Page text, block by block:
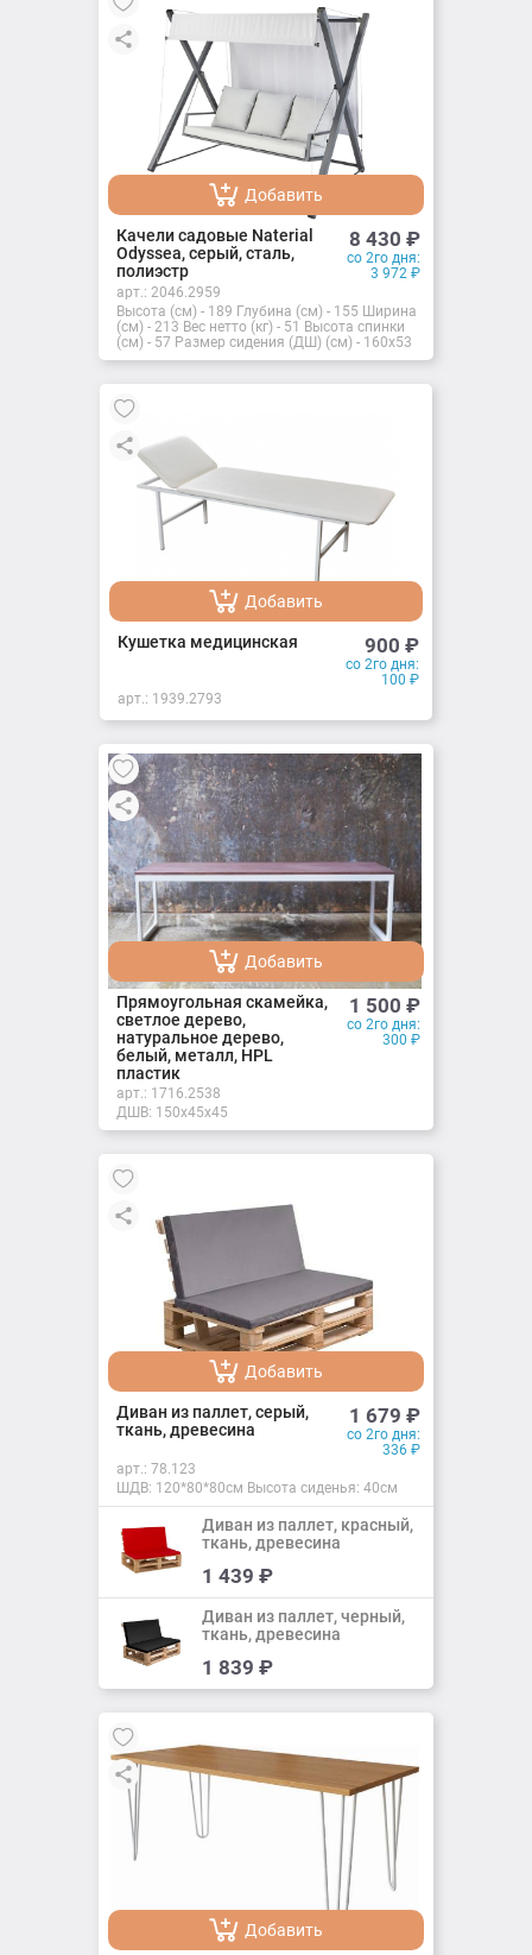
Добавить
Добавлено
Качели садовые Naterial
Odyssea, серый, сталь,
полиэстр
8 430 ₽
со 2го дня:
3 972 ₽
арт.: 2046.2959
Высота (см) - 189 Глубина (см) - 155 Ширина
(см) - 213 Вес нетто (кг) - 51 Высота спинки
(см) - 57 Размер сидения (ДШ) (см) - 160x53
Добавить
Добавлено
Кушетка медицинская 900 ₽
со 2го дня:
100 ₽
арт.: 1939.2793
Добавить
Добавлено
Прямоугольная скамейка,
светлое дерево,
натуральное дерево,
белый, металл, HPL
пластик
1 500 ₽
со 2го дня:
300 ₽
арт.: 1716.2538
ДШВ: 150х45х45
Добавить
Добавлено
Диван из паллет, серый,
ткань, древесина
1 679 ₽
со 2го дня:
336 ₽
арт.: 78.123
ШДВ: 120*80*80см Высота сиденья: 40см
Добавить
Добавлено
Диван из паллет, красный,
ткань, древесина
1 439 ₽
Добавить
Добавлено
Диван из паллет, черный,
ткань, древесина
1 839 ₽
Добавить